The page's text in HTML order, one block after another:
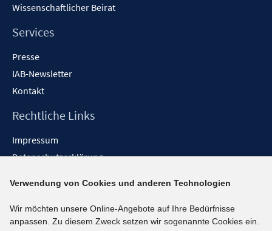
Wissenschaftlicher Beirat
Services
Presse
IAB-Newsletter
Kontakt
Rechtliche Links
Impressum
Datenschutzerklärung
Barrieren melden
Social-Media-Kanäle
Verwendung von Cookies und anderen Technologien
Wir möchten unsere Online-Angebote auf Ihre Bedürfnisse
anpassen. Zu diesem Zweck setzen wir sogenannte Cookies ein.